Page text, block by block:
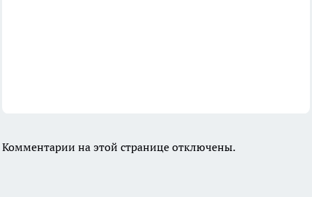
Комментарии на этой странице отключены.